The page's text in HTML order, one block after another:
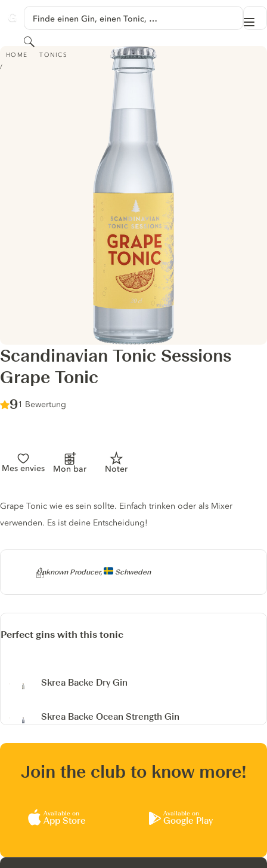
GINVENTORY
Finde einen Gin, einen Tonic, …
Suchen
HOME TONICS
SCANDINAVIAN TONIC SESSIONS GRAPE TONIC
Scandinavian Tonic Sessions
Grape Tonic
Score :
9/ 10
1 Bewertung
Mes envies Mon bar Noter
Producer
Unknown Producer, Schweden
Tonic description
Grape Tonic wie es sein sollte. Einfach trinken oder als Mixer
verwenden. Es ist deine Entscheidung!
Perfect gins with this tonic
Skrea Backe Dry Gin
Skrea Backe Ocean Strength Gin
Join the club to know more!
Available on
App Store
Available on
Google Play